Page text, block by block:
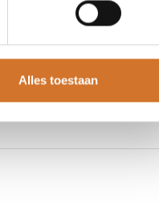
Alles toestaan